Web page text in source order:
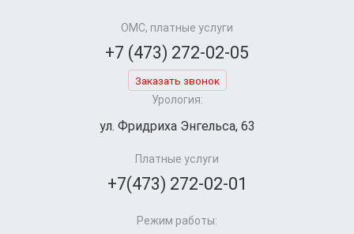
ОМС, платные услуги
+7 (473) 272-02-05
Заказать звонок
Урология:
ул. Фридриха Энгельса, 63
Платные услуги
+7(473) 272-02-01
Режим работы: